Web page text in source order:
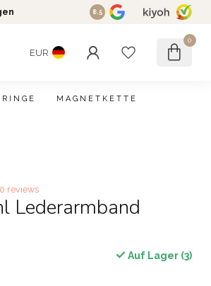
8.5
EUR
0
MAGNETKETTE
0 reviews
Lederarmband
Auf Lager (3)